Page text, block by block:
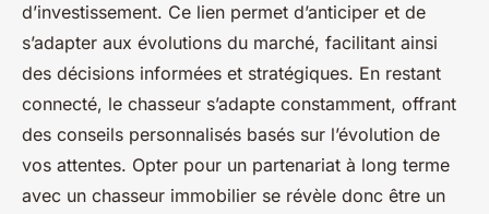
d’investissement. Ce lien permet d’anticiper et de
s’adapter aux évolutions du marché, facilitant ainsi
des décisions informées et stratégiques. En restant
connecté, le chasseur s’adapte constamment, offrant
des conseils personnalisés basés sur l’évolution de
vos attentes. Opter pour un partenariat à long terme
avec un chasseur immobilier se révèle donc être un